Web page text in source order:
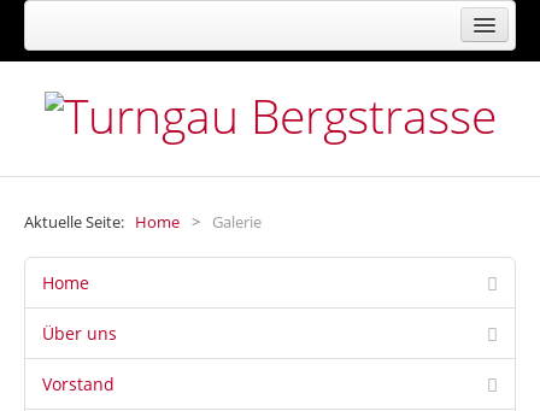
FACHVERBAND FÜR TURNEN, GYMNASTIK,
FREIZEIT- UND GESUNDHEITSSPORT
Aktuelle Seite: Home > Galerie
Home
Über uns
Vorstand